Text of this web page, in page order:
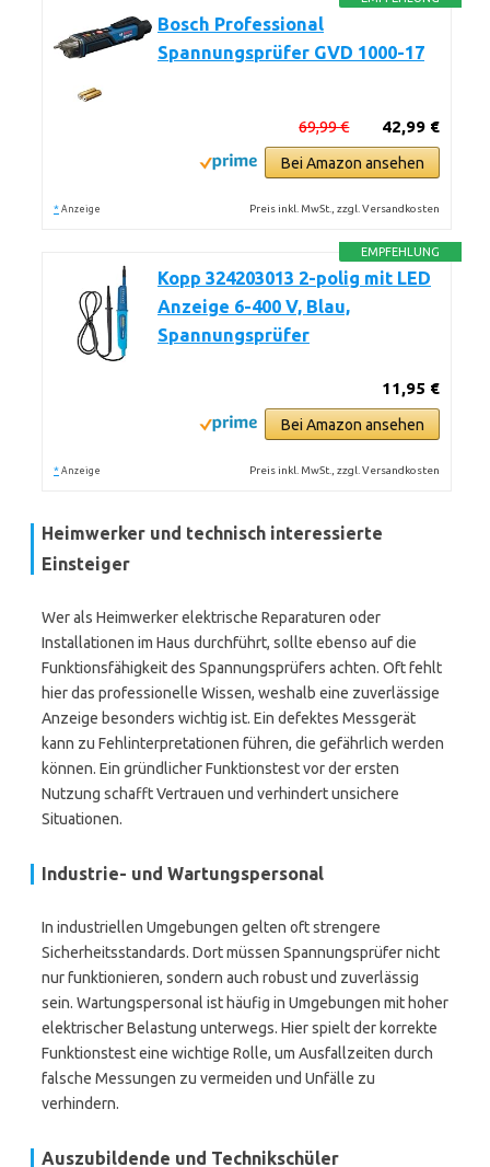
Bosch Professional
Spannungsprüfer GVD 1000-17
42,99 €
69,99 €
Bei Amazon ansehen
* Anzeige Preis inkl. MwSt., zzgl. Versandkosten
EMPFEHLUNG
Kopp 324203013 2-polig mit LED
Anzeige 6-400 V, Blau,
Spannungsprüfer
11,95 €
Bei Amazon ansehen
* Anzeige Preis inkl. MwSt., zzgl. Versandkosten
Heimwerker und technisch interessierte
Einsteiger
Wer als Heimwerker elektrische Reparaturen oder
Installationen im Haus durchführt, sollte ebenso auf die
Funktionsfähigkeit des Spannungsprüfers achten. Oft fehlt
hier das professionelle Wissen, weshalb eine zuverlässige
Anzeige besonders wichtig ist. Ein defektes Messgerät
kann zu Fehlinterpretationen führen, die gefährlich werden
können. Ein gründlicher Funktionstest vor der ersten
Nutzung schafft Vertrauen und verhindert unsichere
Situationen.
Industrie- und Wartungspersonal
In industriellen Umgebungen gelten oft strengere
Sicherheitsstandards. Dort müssen Spannungsprüfer nicht
nur funktionieren, sondern auch robust und zuverlässig
sein. Wartungspersonal ist häufig in Umgebungen mit hoher
elektrischer Belastung unterwegs. Hier spielt der korrekte
Funktionstest eine wichtige Rolle, um Ausfallzeiten durch
falsche Messungen zu vermeiden und Unfälle zu
verhindern.
Auszubildende und Technikschüler